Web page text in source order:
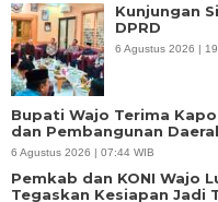
Kunjungan
DPRD
6 Agustus 2026 |
Bupati Wajo Terima
dan Pembangunan
6 Agustus 2026 | 07:44 WIB
Pemkab dan KONI Wajo
Tegaskan Kesiapan Jadi